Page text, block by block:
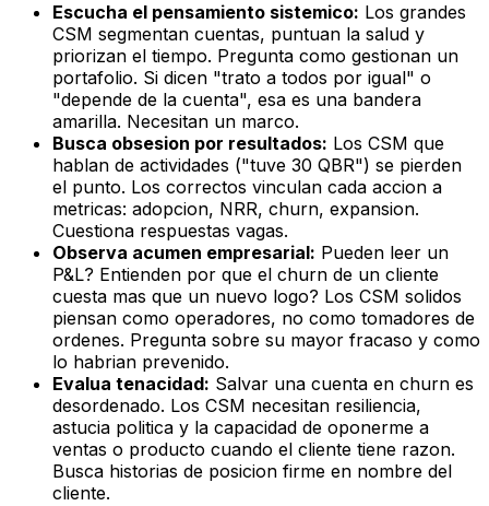
Escucha el pensamiento sistemico: Los grandes
CSM segmentan cuentas, puntuan la salud y
priorizan el tiempo. Pregunta como gestionan un
portafolio. Si dicen "trato a todos por igual" o
"depende de la cuenta", esa es una bandera
amarilla. Necesitan un marco.
Busca obsesion por resultados: Los CSM que
hablan de actividades ("tuve 30 QBR") se pierden
el punto. Los correctos vinculan cada accion a
metricas: adopcion, NRR, churn, expansion.
Cuestiona respuestas vagas.
Observa acumen empresarial: Pueden leer un
P&L? Entienden por que el churn de un cliente
cuesta mas que un nuevo logo? Los CSM solidos
piensan como operadores, no como tomadores de
ordenes. Pregunta sobre su mayor fracaso y como
lo habrian prevenido.
Evalua tenacidad: Salvar una cuenta en churn es
desordenado. Los CSM necesitan resiliencia,
astucia politica y la capacidad de oponerme a
ventas o producto cuando el cliente tiene razon.
Busca historias de posicion firme en nombre del
cliente.